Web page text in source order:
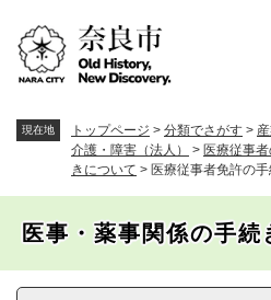
。
現在地 トップページ > 分類でさがす >
介護・障害（法人）
> 医療従事
きについて > 医療従事者免許の
医事・薬事関係の手続